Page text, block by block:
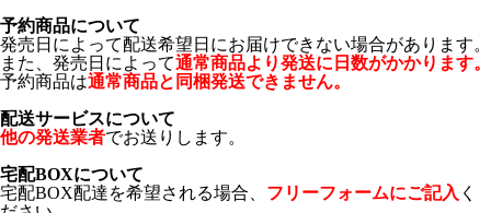
予約商品について
発売日によって配送希望日にお届けできない場合があります。
また、発売日によって通常商品より発送に日数がかかります。
予約商品は通常商品と同梱発送できません。
配送サービスについて
他の発送業者でお送りします。
宅配BOXについて
宅配BOX配達を希望される場合、 フリーフォームにご記入 く